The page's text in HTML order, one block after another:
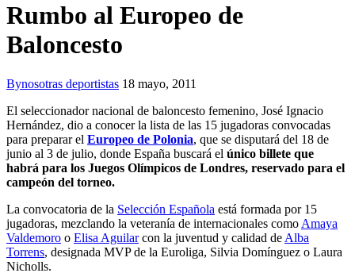
Rumbo al Europeo de
Baloncesto
Bynosotras deportistas 18 mayo, 2011
El seleccionador nacional de baloncesto femenino, José Ignacio
Hernández, dio a conocer la lista de las 15 jugadoras convocadas
para preparar el Europeo de Polonia, que se disputará del 18 de
junio al 3 de julio, donde España buscará el único billete que
habrá para los Juegos Olímpicos de Londres, reservado para el
campeón del torneo.
La convocatoria de la Selección Española está formada por 15
jugadoras, mezclando la veteranía de internacionales como Amaya
Valdemoro o Elisa Aguilarcon la juventud y calidad de Alba
Torrens, designada MVP de la Euroliga, Silvia Domínguez o Laura
Nicholls.